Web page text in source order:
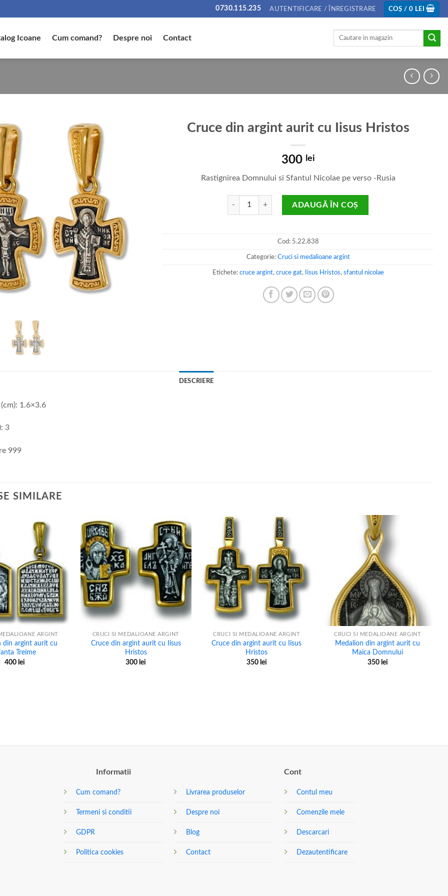
0730.115.235 AUTENTIFICARE / ÎNREGISTRARE COȘ /0 LEI
Icoane Cum comand? Despre noi Contact
Caută
Cruce din argint aurit cu Iisus Hristos
300 lei
Rastignirea Domnului si Sfantul Nicolae pe verso -Rusia
Cantitate Cruce din argint aurit cu Iisus Hristos
ADAUGĂ ÎN COȘ
Cod: 5.22.838
Categorie: Cruci si medalioane argint
Etichete: cruce argint, cruce gat, Iisus Hristos, sfantul nicolae
DESCRIERE
1.6×3.6
3
999
SIMILARE
ARGINT
din argint aurit cu
Treime
400 lei
+
CRUCI SI MEDALIOANE ARGINT
Cruce din argint aurit cu Iisus
Hristos
300 lei
+
CRUCI SI MEDALIOANE ARGINT
Cruce din argint aurit cu Iisus
Hristos
350 lei
+
CRUCI SI MEDALIOANE ARGINT
Medalion din argint aurit cu
Maica Domnului
350 lei
Informatii
Cum comand?
Termeni si conditii
GDPR
Politica cookies
Livrarea produselor
Despre noi
Blog
Contact
Cont
Contul meu
Comenzile mele
Descarcari
Dezautentificare